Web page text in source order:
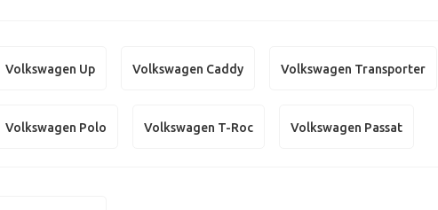
Volkswagen Up Volkswagen Caddy Volkswagen Transporter
Volkswagen Polo Volkswagen T-Roc Volkswagen Passat